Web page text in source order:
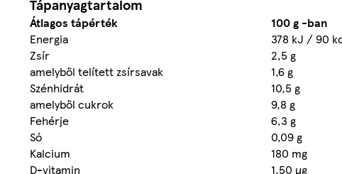
Tápanyagtartalom
Átlagos tápérték 100 g -ban
Energia
378 kJ / 90
Zsír
2,5 g
amelyből telített zsírsavak
1,6 g
Szénhidrát
10,5 g
amelyből cukrok
9,8 g
Fehérje
6,3 g
Só
0,09 g
Kalcium
180 mg
D-vitamin
1,50 µg